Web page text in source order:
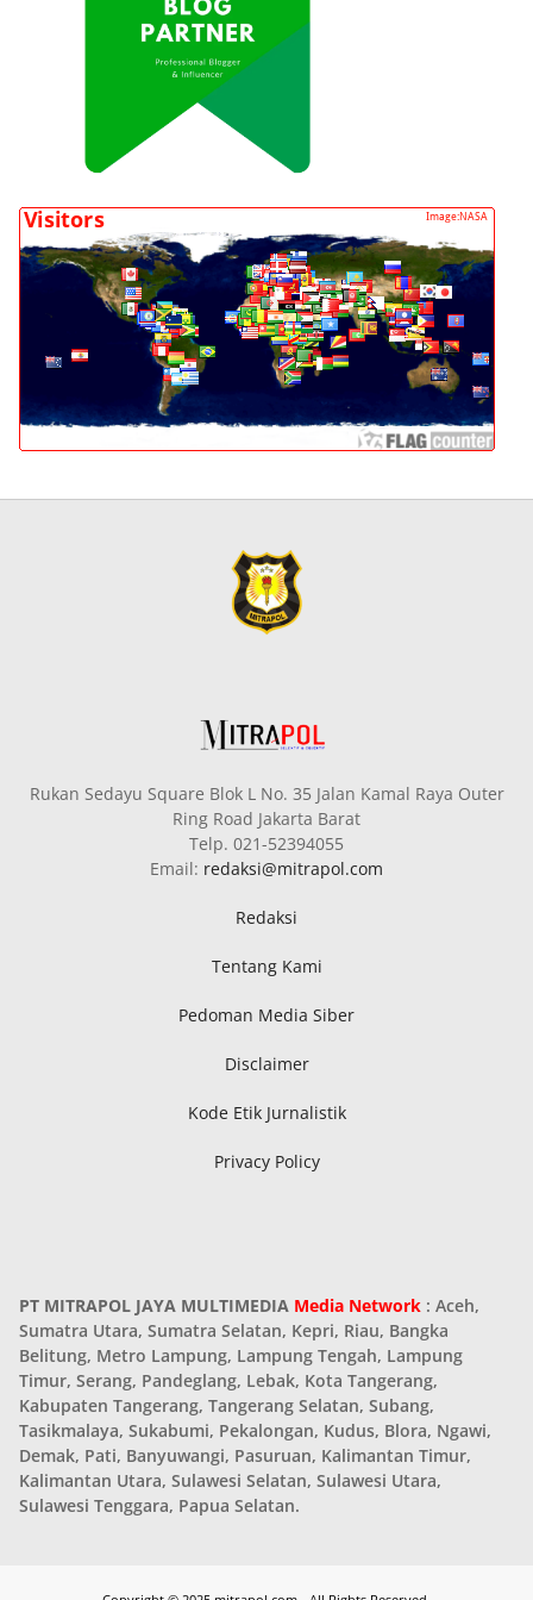
Rukan Sedayu Square Blok L No. 35 Jalan Kamal Raya Outer
Ring Road Jakarta Barat
Telp. 021-52394055
Email: redaksi@mitrapol.com
Redaksi
Tentang Kami
Pedoman Media Siber
Disclaimer
Kode Etik Jurnalistik
Privacy Policy
PT MITRAPOL JAYA MULTIMEDIA Media Network : Aceh,
Sumatra Utara, Sumatra Selatan, Kepri, Riau, Bangka
Belitung, Metro Lampung, Lampung Tengah, Lampung
Timur, Serang, Pandeglang, Lebak, Kota Tangerang,
Kabupaten Tangerang, Tangerang Selatan, Subang,
Tasikmalaya, Sukabumi, Pekalongan, Kudus, Blora, Ngawi,
Demak, Pati, Banyuwangi, Pasuruan, Kalimantan Timur,
Kalimantan Utara, Sulawesi Selatan, Sulawesi Utara,
Sulawesi Tenggara, Papua Selatan.